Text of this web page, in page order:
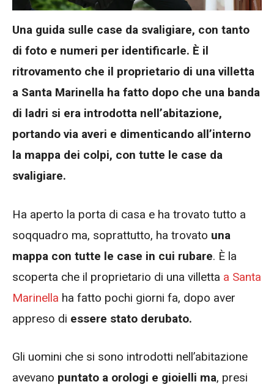
Una guida sulle case da svaligiare, con tanto
di foto e numeri per identificarle. È il
ritrovamento che il proprietario di una villetta
a Santa Marinella ha fatto dopo che una banda
di ladri si era introdotta nell’abitazione,
portando via averi e dimenticando all’interno
la mappa dei colpi, con tutte le case da
svaligiare.
Ha aperto la porta di casa e ha trovato tutto a
soqquadro ma, soprattutto, ha trovato una
mappa con tutte le case in cui rubare. È la
scoperta che il proprietario di una villetta a Santa
Marinella ha fatto pochi giorni fa, dopo aver
appreso di essere stato derubato.
Gli uomini che si sono introdotti nell’abitazione
avevano puntato a orologi e gioielli ma, presi